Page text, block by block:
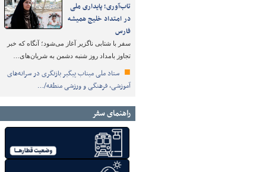
تاب‌آوری؛ پایداری ملی
در امتداد خلیج همیشه
فارس
سفر با شتابی ناگزیر آغاز می‌شود؛ آنگاه که خبر
تجاوز بامداد روز شنبه دشمن به شریان‌های…
ستاد ملی میناب پیگیر بازنگری در سرانه‌های
آموزشی، فرهنگی و ورزشی منطقه/…
راهنمای سفر